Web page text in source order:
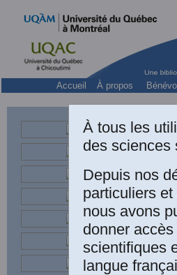
Accueil À propos
À tous les
des sciences
Depuis nos
particuliers
nous avons
donner
scientifiques
langue